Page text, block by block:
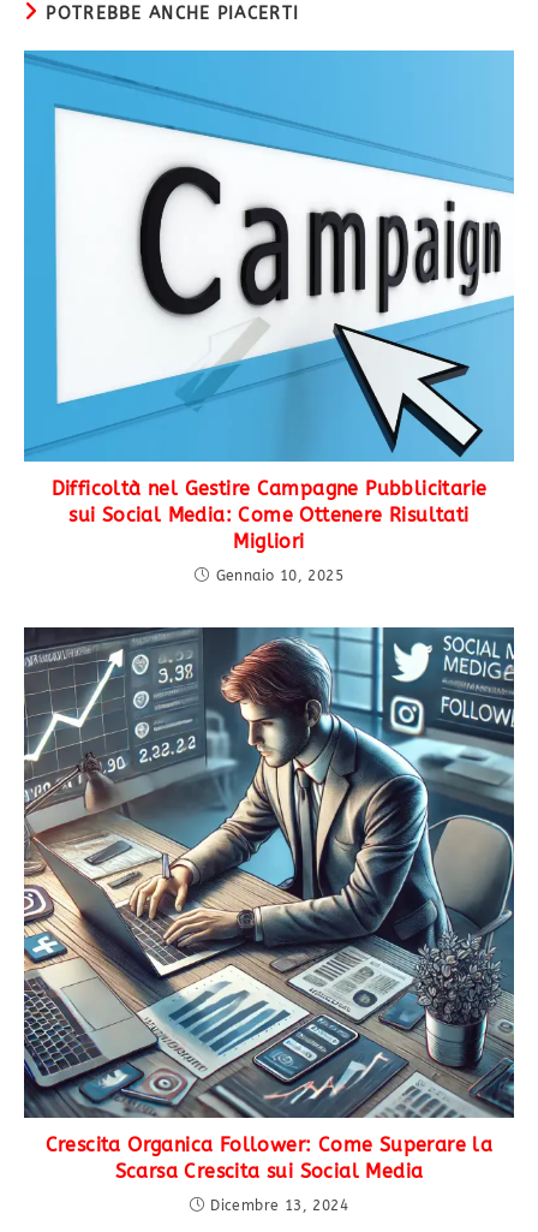
POTREBBE ANCHE PIACERTI
Difficoltà nel Gestire Campagne Pubblicitarie
sui Social Media: Come Ottenere Risultati
Migliori
Gennaio 10, 2025
Crescita Organica Follower: Come Superare la
Scarsa Crescita sui Social Media
Dicembre 13, 2024